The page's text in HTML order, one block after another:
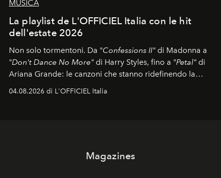
MUSICA
La playlist de L'OFFICIEL Italia con le hit
dell'estate 2026
Non solo tormentoni. Da "Confessions II" di Madonna a
"Don't Dance No More" di Harry Styles, fino a "Petal" di
Ariana Grande: le canzoni che stanno ridefinendo la
colonna sonora della stagione.
04.08.2026 di L'OFFICIEL Italia
Magazines